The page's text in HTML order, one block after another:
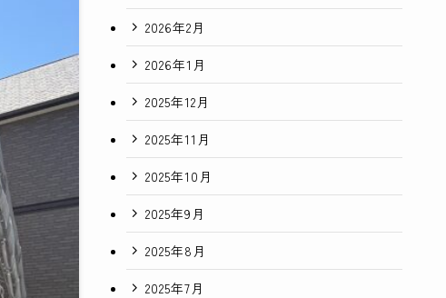
2026年2月
2026年1月
2025年12月
2025年11月
2025年10月
2025年9月
2025年8月
2025年7月